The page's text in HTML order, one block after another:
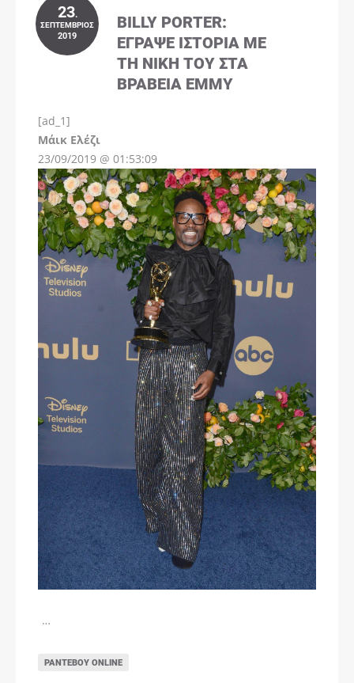
23.
ΣΕΠΤΈΜΒΡΙΟΣ
2019
BILLY PORTER:
ΈΓΡΑΨΕ ΙΣΤΟΡΊΑ ΜΕ
ΤΗ ΝΊΚΗ ΤΟΥ ΣΤΑ
ΒΡΑΒΕΊΑ EMMY
[ad_1]
Μάικ ΕλέζιInstagram
23/09/2019 @ 01:53:09
…
ΡΑΝΤΕΒΟΎ ONLINE